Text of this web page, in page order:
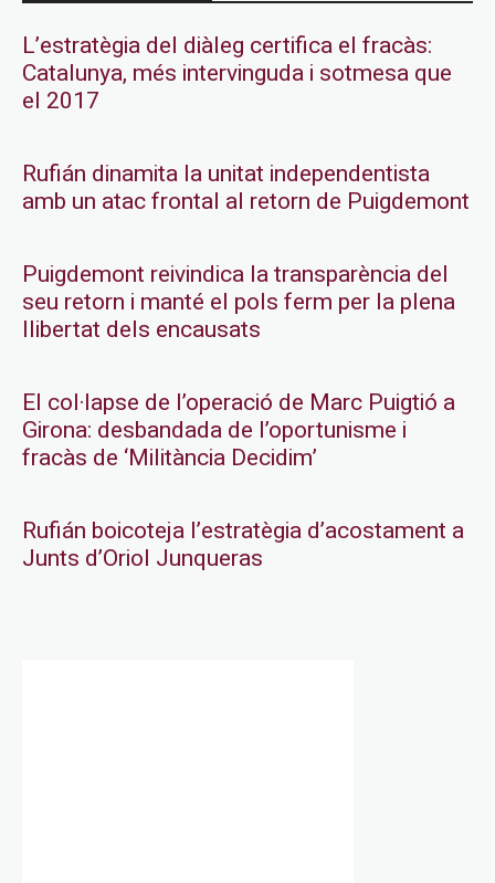
L’estratègia del diàleg certifica el fracàs:
Catalunya, més intervinguda i sotmesa que
el 2017
Rufián dinamita la unitat independentista
amb un atac frontal al retorn de Puigdemont
Puigdemont reivindica la transparència del
seu retorn i manté el pols ferm per la plena
llibertat dels encausats
El col·lapse de l’operació de Marc Puigtió a
Girona: desbandada de l’oportunisme i
fracàs de ‘Militància Decidim’
Rufián boicoteja l’estratègia d’acostament a
Junts d’Oriol Junqueras